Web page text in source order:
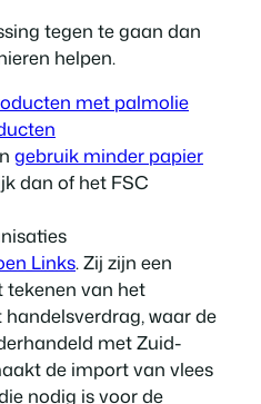
tegen te gaan dan
helpen.
met palmolie
gebruik minder papier
dan of het FSC
Links. Zij zijn een
tekenen van het
handelsverdrag, waar de
met Zuid-
de import van vlees
nodig is voor de